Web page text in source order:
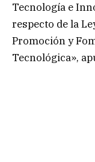
Tecnología e
respecto de la
Promoción y
Tecnológica»,